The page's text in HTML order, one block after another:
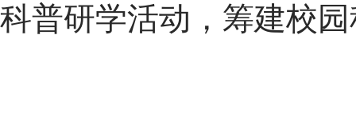
科普研学活动，筹建校